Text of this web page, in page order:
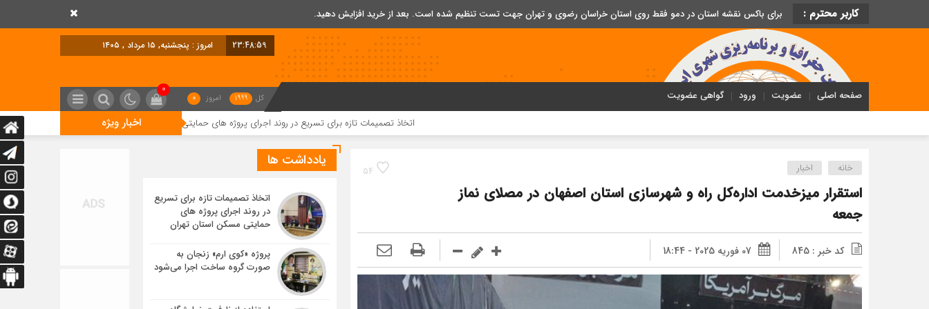
کاربر محترم : برای باکس نقشه استان در دمو فقط روی استان خراسان رضوی و تهران جهت تست تنظیم شده است. بعد از خرید افزایش دهید.
23:49:00 امروز : پنجشنبه, ۱۵ مرداد , ۱۴۰۵
صفحه اصلی عضویت ورود گواهی عضویت کل 1999 امروز 0
0
اخبار ویژه اتخاذ تصمیمات تازه برای تسریع در روند اجرای پروژه های حمایتی مسکن استان تهران پروژه «کوی ارم» زنجان به صورت
54 خانه اخبار
استقرار میزخدمت اداره‌کل راه و شهرسازی استان اصفهان در مصلای نماز
جمعه
کد خبر : 845 07 فوریه 2025 - 18:44
یادداشت ها
اتخاذ تصمیمات تازه برای تسریع
در روند اجرای پروژه های
حمایتی مسکن استان تهران
پروژه «کوی ارم» زنجان به
صورت گروه ساخت اجرا می‌شود